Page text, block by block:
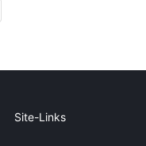
Site-Links